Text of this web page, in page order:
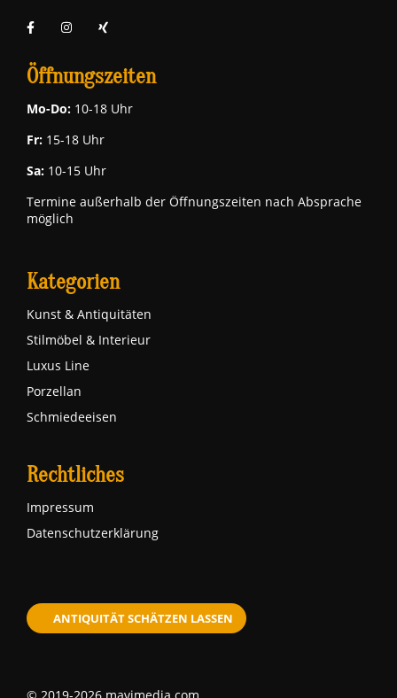
Öffnungszeiten
Mo-Do: 10-18 Uhr
Fr: 15-18 Uhr
Sa: 10-15 Uhr
Termine außerhalb der Öffnungszeiten nach Absprache
möglich
Kategorien
Kunst & Antiquitäten
Stilmöbel & Interieur
Luxus Line
Porzellan
Schmiedeeisen
Rechtliches
Impressum
Datenschutzerklärung
ANTIQUITÄT SCHÄTZEN LASSEN